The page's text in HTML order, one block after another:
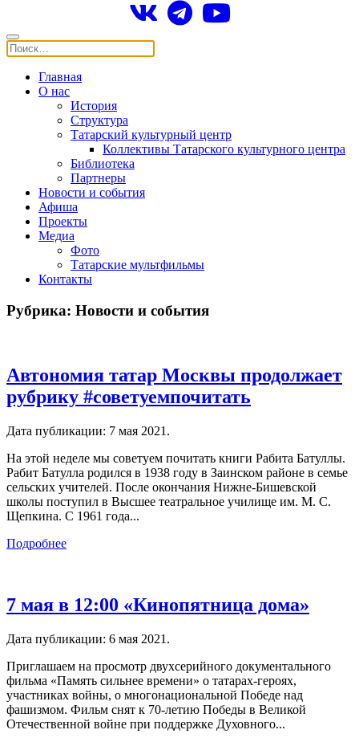
Главная
О нас
История
Структура
Татарский культурный центр
Коллективы Татарского культурного центра
Библиотека
Партнеры
Новости и события
Афиша
Проекты
Медиа
Фото
Татарские мультфильмы
Контакты
Рубрика: Новости и события
Автономия татар Москвы продолжает
рубрику #советуемпочитать
Дата публикации: 7 мая 2021 .
На этой неделе мы советуем почитать книги Рабита Батуллы.
Рабит Батулла родился в 1938 году в Заинском районе в семье
сельских учителей. После окончания Нижне-Бишевской
школы поступил в Высшее театральное училище им. М. С.
Щепкина. С 1961 года...
Подробнее
7 мая в 12:00 «Кинопятница дома»
Дата публикации: 6 мая 2021 .
Приглашаем на просмотр двухсерийного документального
фильма «Память сильнее времени» о татарах-героях,
участниках войны, о многонациональной Победе над
фашизмом. Фильм снят к 70-летию Победы в Великой
Отечественной войне при поддержке Духовного...